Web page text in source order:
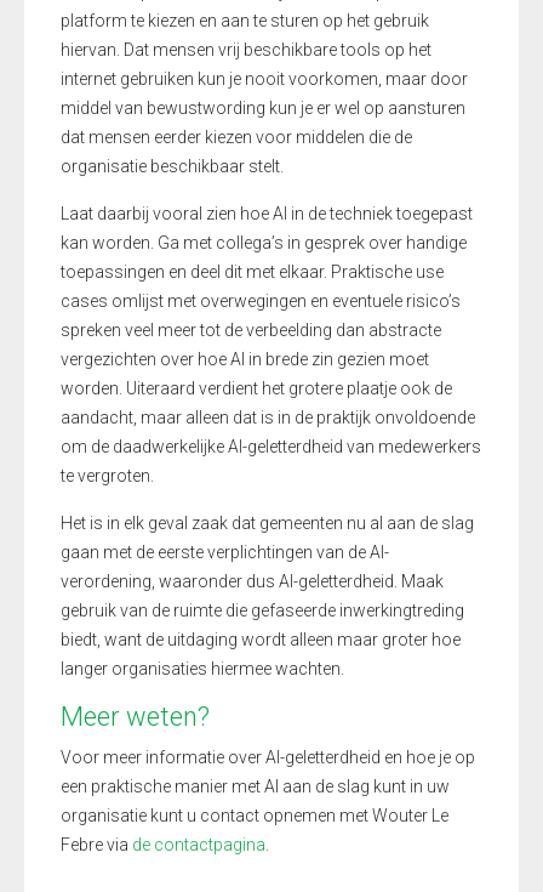
platform te kiezen en aan te sturen op het gebruik
hiervan. Dat mensen vrij beschikbare tools op het
internet gebruiken kun je nooit voorkomen, maar door
middel van bewustwording kun je er wel op aansturen
dat mensen eerder kiezen voor middelen die de
organisatie beschikbaar stelt.
Laat daarbij vooral zien hoe AI in de techniek toegepast
kan worden. Ga met collega’s in gesprek over handige
toepassingen en deel dit met elkaar. Praktische use
cases omlijst met overwegingen en eventuele risico’s
spreken veel meer tot de verbeelding dan abstracte
vergezichten over hoe AI in brede zin gezien moet
worden. Uiteraard verdient het grotere plaatje ook de
aandacht, maar alleen dat is in de praktijk onvoldoende
om de daadwerkelijke AI-geletterdheid van medewerkers
te vergroten.
Het is in elk geval zaak dat gemeenten nu al aan de slag
gaan met de eerste verplichtingen van de AI-
verordening, waaronder dus AI-geletterdheid. Maak
gebruik van de ruimte die gefaseerde inwerkingtreding
biedt, want de uitdaging wordt alleen maar groter hoe
langer organisaties hiermee wachten.
Meer weten?
Voor meer informatie over AI-geletterdheid en hoe je op
een praktische manier met AI aan de slag kunt in uw
organisatie kunt u contact opnemen met Wouter Le
Febre via de contactpagina